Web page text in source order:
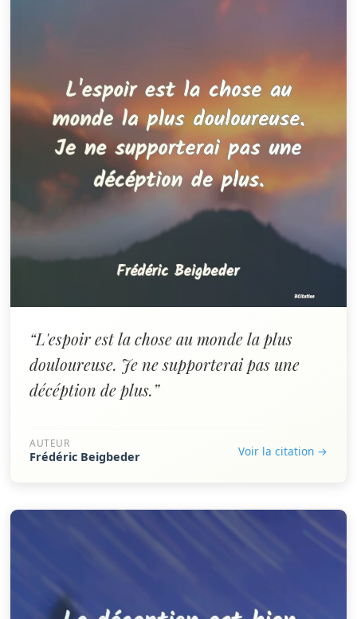
“L'espoir est la chose au monde la plus
douloureuse. Je ne supporterai pas une
décéption de plus.”
AUTEUR
Frédéric Beigbeder Voir la citation →